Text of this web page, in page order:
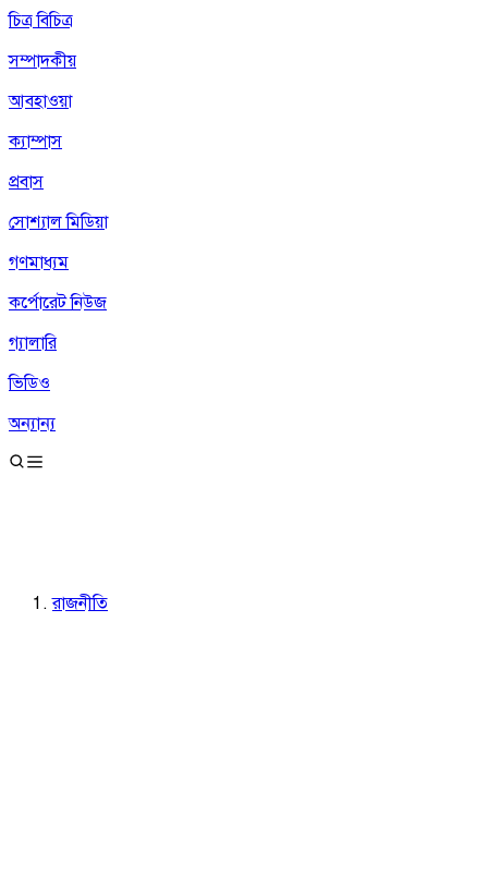
চিত্র বিচিত্র
সম্পাদকীয়
আবহাওয়া
ক্যাম্পাস
প্রবাস
সোশ্যাল মিডিয়া
গণমাধ্যম
কর্পোরেট নিউজ
গ্যালারি
ভিডিও
অন্যান্য
রাজনীতি